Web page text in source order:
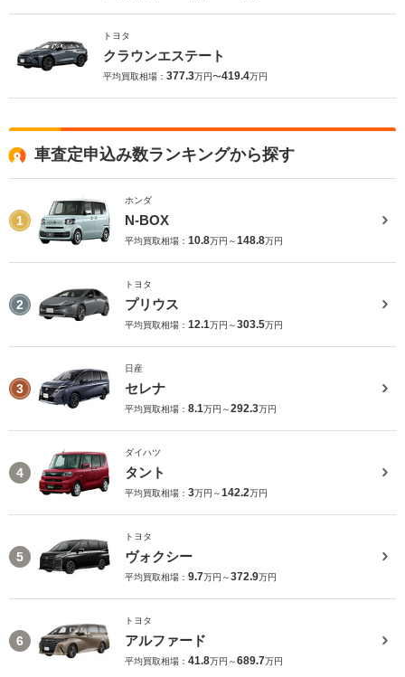
トヨタ
クラウンエステート
平均買取相場： 377.3万円〜419.4万円
車査定申込み数ランキングから探す
1
ホンダ
N-BOX
平均買取相場： 10.8万円～148.8万円
2
トヨタ
プリウス
平均買取相場： 12.1万円～303.5万円
3
日産
セレナ
平均買取相場： 8.1万円～292.3万円
4
ダイハツ
タント
平均買取相場： 3万円～142.2万円
5
トヨタ
ヴォクシー
平均買取相場： 9.7万円～372.9万円
6
トヨタ
アルファード
平均買取相場： 41.8万円～689.7万円